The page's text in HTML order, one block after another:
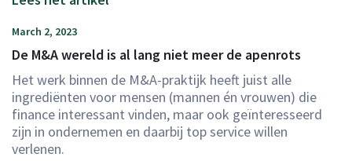
March 2, 2023
De M&A wereld is al lang niet meer de apenrots
Het werk binnen de M&A-praktijk heeft juist alle
ingrediënten voor mensen (mannen én vrouwen) die
finance interessant vinden, maar ook geïnteresseerd
zijn in ondernemen en daarbij top service willen
verlenen.